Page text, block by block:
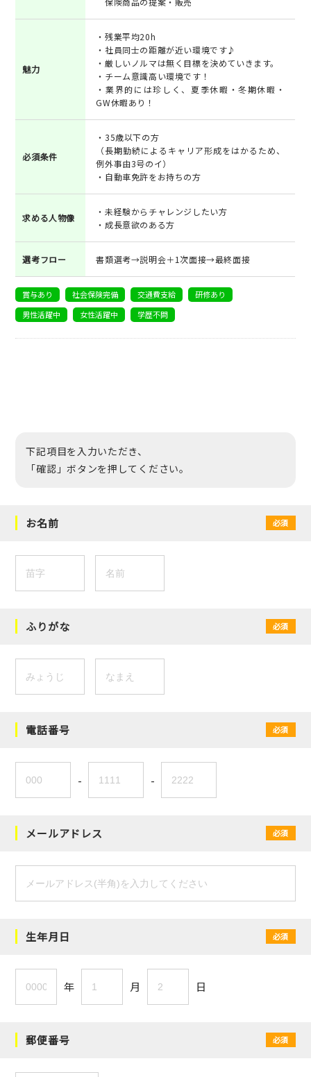
魅力
・残業平均20h
・社員同士の距離が近い環境です♪
・厳しいノルマは無く目標を決めていきます。
・チーム意識高い環境です！
・業界的には珍しく、夏季休暇・冬期休暇・
GW休暇あり！
必須条件
・35歳以下の方
（長期勤続によるキャリア形成をはかるため、
例外事由3号のイ）
・自動車免許をお持ちの方
求める人物像
・未経験からチャレンジしたい方
・成長意欲のある方
選考フロー 書類選考→説明会＋1次面接→最終面接
賞与あり 社会保険完備 交通費支給
研修あり
男性活躍中
女性活躍中 学歴不問
下記項目を入力いただき、
「確認」ボタンを押してください。
お名前 必須
ふりがな 必須
電話番号 必須
- -
メールアドレス 必須
生年月日 必須
年 月 日
郵便番号 必須